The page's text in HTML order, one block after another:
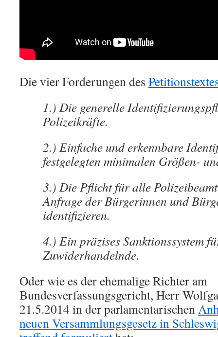
Die vier Forderungen des
1.) Die generelle
Polizeikräfte.
2.) Einfache und erkennbare
festgelegten minimalen Größen-
3.) Die Pflicht für alle
Anfrage der Bürgerinnen und
identifizieren.
4.) Ein präzises Sanktionssystem
Zuwiderhandelnde.
Oder wie es der ehemalige Richter am
Bundesverfassungsgericht, Herr
21.5.2014 in der parlamentarischen
neuen Versammlungsgesetz in